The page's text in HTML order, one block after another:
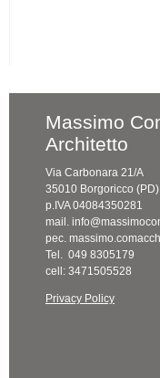
Massimo
Architetto
Via Carbonara 21/A
35010 Borgoricco (PD)
p.IVA 04084350281
mail.
pec.
Tel. 049 8305179
cell: 3471505528
Privacy Policy